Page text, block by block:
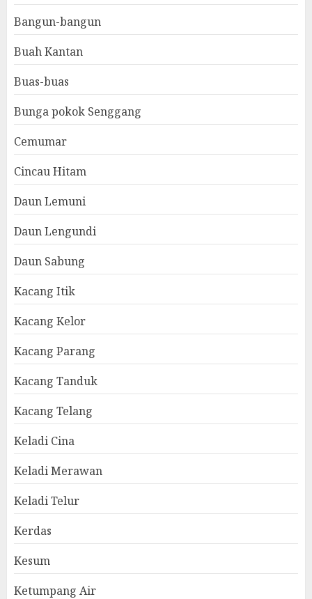
Bangun-bangun
Buah Kantan
Buas-buas
Bunga pokok Senggang
Cemumar
Cincau Hitam
Daun Lemuni
Daun Lengundi
Daun Sabung
Kacang Itik
Kacang Kelor
Kacang Parang
Kacang Tanduk
Kacang Telang
Keladi Cina
Keladi Merawan
Keladi Telur
Kerdas
Kesum
Ketumpang Air